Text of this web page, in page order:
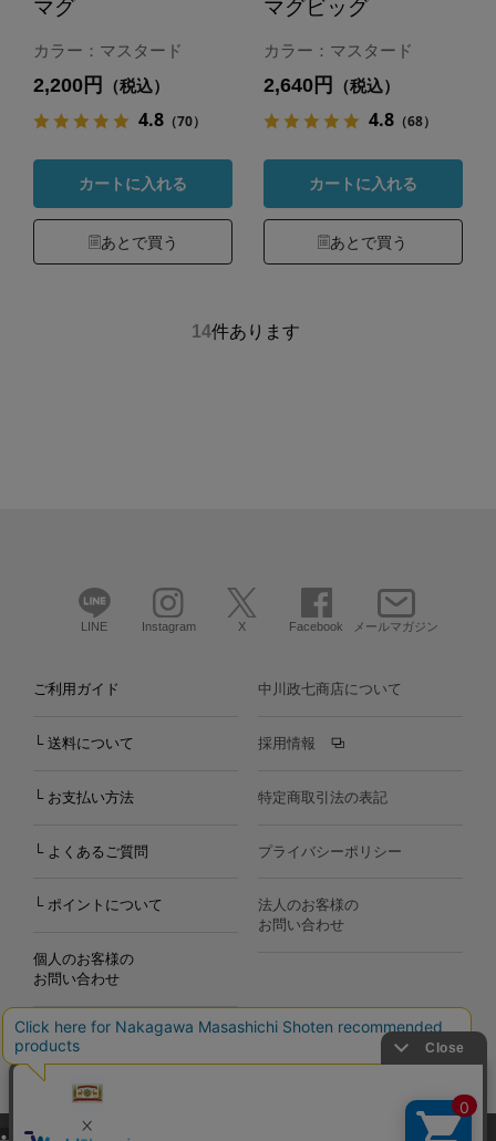
マグ
カラー：マスタード
2,200円 （税込）
4.8（70）
カートに入れる
あとで買う
マグビッグ
カラー：マスタード
2,640円 （税込）
4.8（68）
カートに入れる
あとで買う
14件あります
LINE Instagram X Facebook メールマガジン
ご利用ガイド
└ 送料について
└ お支払い方法
└ よくあるご質問
└ ポイントについて
個人のお客様の
お問い合わせ
中川政七商店について
採用情報
特定商取引法の表記
プライバシーポリシー
法人のお客様の
お問い合わせ